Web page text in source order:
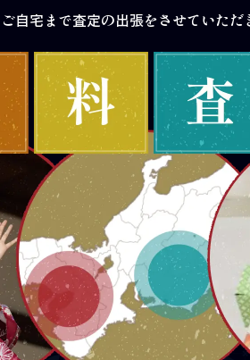
ご自宅まで査定の出張をさせていただ